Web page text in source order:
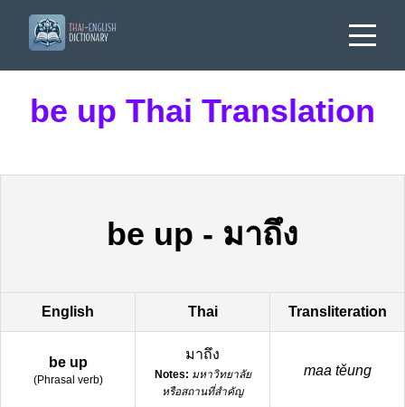
be up Thai Translation
be up - มาถึง
English Thai Transliteration
be up
(Phrasal verb)
มาถึง
Notes: มหาวิทยาลัย
หรือสถานที่สำคัญ
maa těung